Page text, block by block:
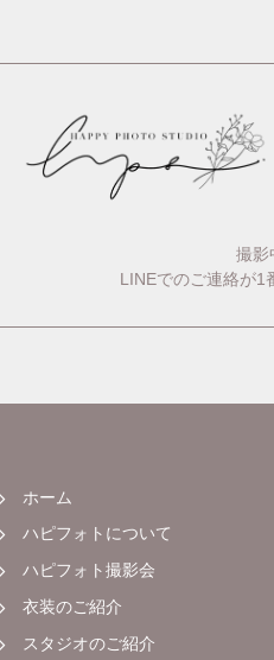
撮影
LINEでのご連絡が1
ホーム
ハピフォトについて
ハピフォト撮影会
衣装のご紹介
スタジオのご紹介